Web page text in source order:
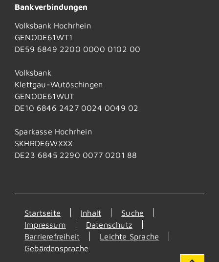
Bankverbindungen
Volksbank Hochrhein
GENODE61WT1
DE59 6849 2200 0000 0102 00
Volksbank
Klettgau-Wutöschingen
GENODE61WUT
DE10 6846 2427 0024 0049 02
Sparkasse Hochrhein
SKHRDE6WXXX
DE23 6845 2290 0077 0201 88
Startseite Inhalt
Suche
Impressum
Datenschutz
Barrierefreiheit
Leichte Sprache
Gebärdensprache